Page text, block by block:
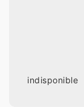
indisponible